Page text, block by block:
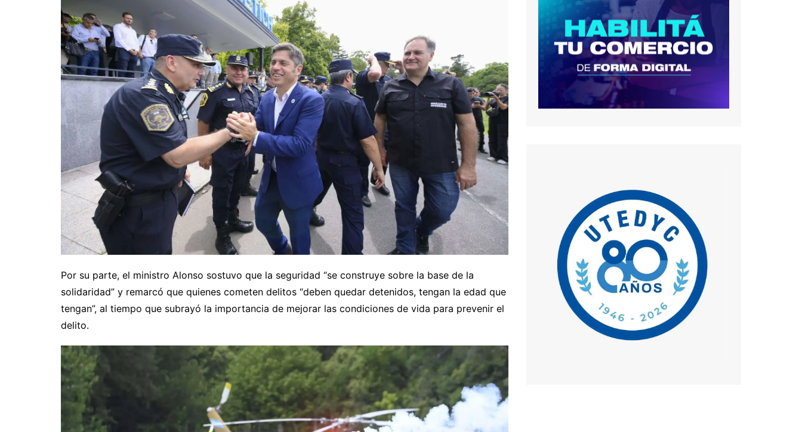
Por su parte, el ministro Alonso sostuvo que la seguridad “se construye sobre la base de la
solidaridad” y remarcó que quienes cometen delitos “deben quedar detenidos, tengan la edad que
tengan”, al tiempo que subrayó la importancia de mejorar las condiciones de vida para prevenir el
delito.